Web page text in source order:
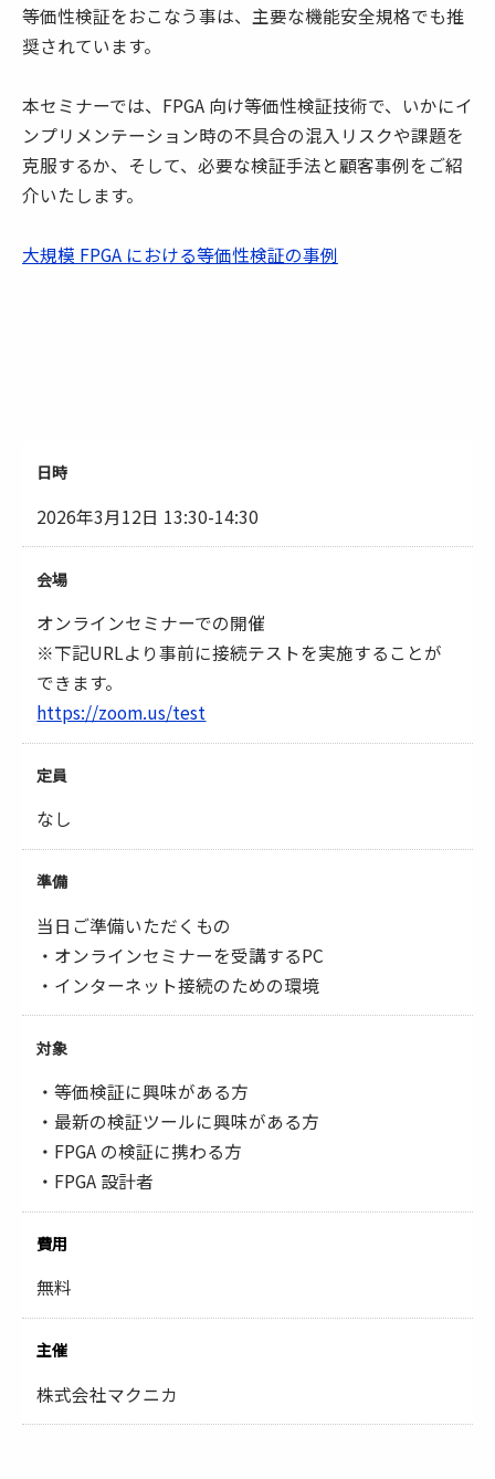
等価性検証をおこなう事は、主要な機能安全規格でも推
奨されています。
本セミナーでは、FPGA 向け等価性検証技術で、いかにイ
ンプリメンテーション時の不具合の混入リスクや課題を
克服するか、そして、必要な検証手法と顧客事例をご紹
介いたします。
大規模 FPGA における等価性検証の事例
日時
2026年3月12日 13:30-14:30
会場
オンラインセミナーでの開催
※下記URLより事前に接続テストを実施することが
できます。
https://zoom.us/test
定員
なし
準備
当日ご準備いただくもの
・オンラインセミナーを受講するPC
・インターネット接続のための環境
対象
・等価検証に興味がある方
・最新の検証ツールに興味がある方
・FPGA の検証に携わる方
・FPGA 設計者
費用
無料
主催
株式会社マクニカ